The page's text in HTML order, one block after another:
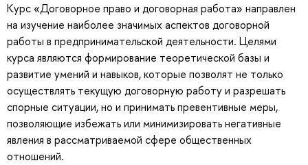
Курс «Договорное право и договорная работа» направлен
на изучение наиболее значимых аспектов договорной
работы в предпринимательской деятельности. Целями
курса являются формирование теоретической базы и
развитие умений и навыков, которые позволят не только
осуществлять текущую договорную работу и разрешать
спорные ситуации, но и принимать превентивные меры,
позволяющие избежать или минимизировать негативные
явления в рассматриваемой сфере общественных
отношений.